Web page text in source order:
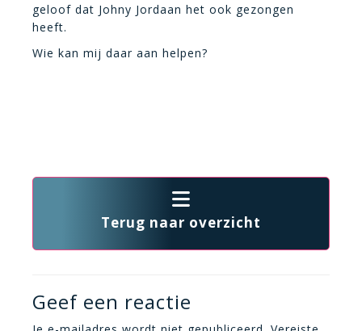
geloof dat Johny Jordaan het ook gezongen
heeft.
Wie kan mij daar aan helpen?
Terug naar overzicht
Geef een reactie